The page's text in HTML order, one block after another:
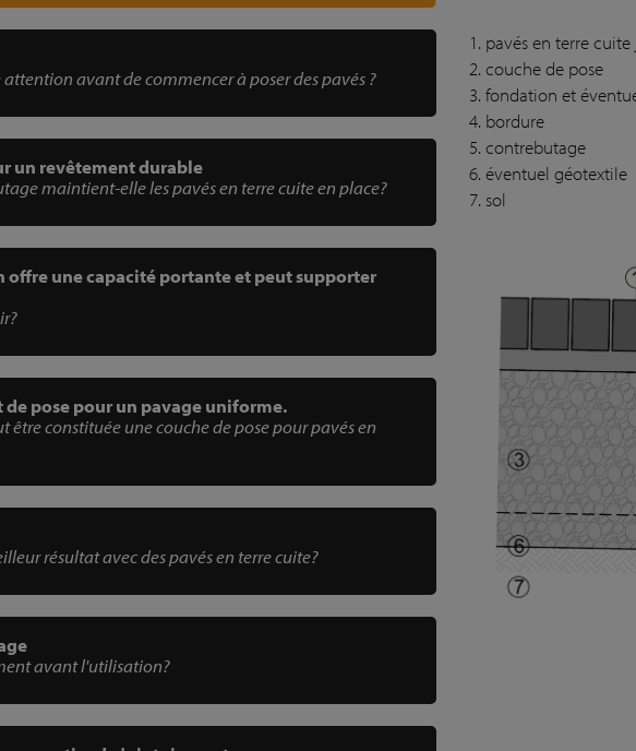
avant de commencer à poser des pavés ?
un revêtement durable
maintient-elle les pavés en terre cuite en place?
offre une capacité portante et peut supporter
de pose pour un pavage uniforme.
être constituée une couche de pose pour pavés en
résultat avec des pavés en terre cuite?
avant l'utilisation?
1. pavés en terre
2. couche de pose
3. fondation et
4. bordure
5. contrebutage
6. éventuel géotextile
7. sol